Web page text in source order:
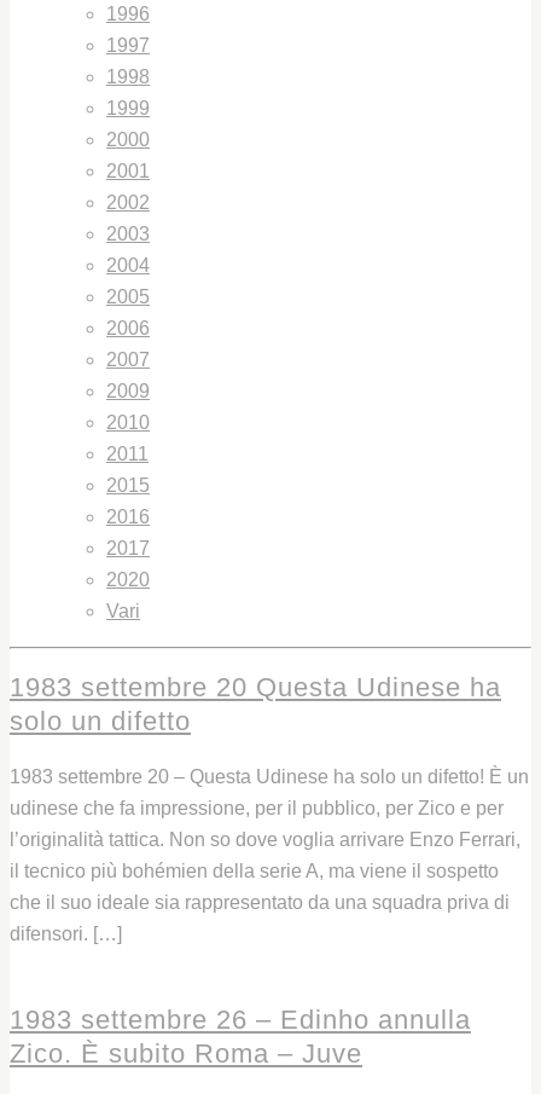
1996
1997
1998
1999
2000
2001
2002
2003
2004
2005
2006
2007
2009
2010
2011
2015
2016
2017
2020
Vari
1983 settembre 20 Questa Udinese ha
solo un difetto
1983 settembre 20 – Questa Udinese ha solo un difetto! È un
udinese che fa impressione, per il pubblico, per Zico e per
l’originalità tattica. Non so dove voglia arrivare Enzo Ferrari,
il tecnico più bohémien della serie A, ma viene il sospetto
che il suo ideale sia rappresentato da una squadra priva di
difensori. […]
1983 settembre 26 – Edinho annulla
Zico. È subito Roma – Juve